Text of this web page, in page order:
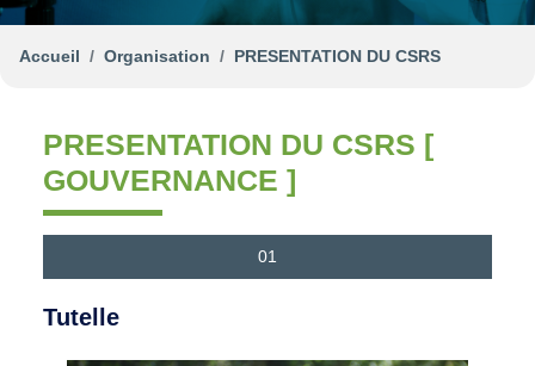
Accueil Organisation PRESENTATION DU CSRS
PRESENTATION DU CSRS [
GOUVERNANCE ]
01
Tutelle